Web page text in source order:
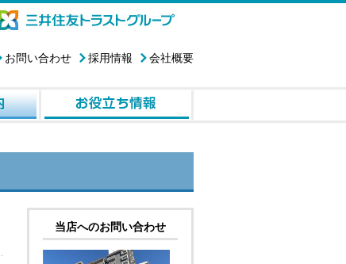
会社概要
採用情報
お問い合わせ
当店へのお問い合わせ